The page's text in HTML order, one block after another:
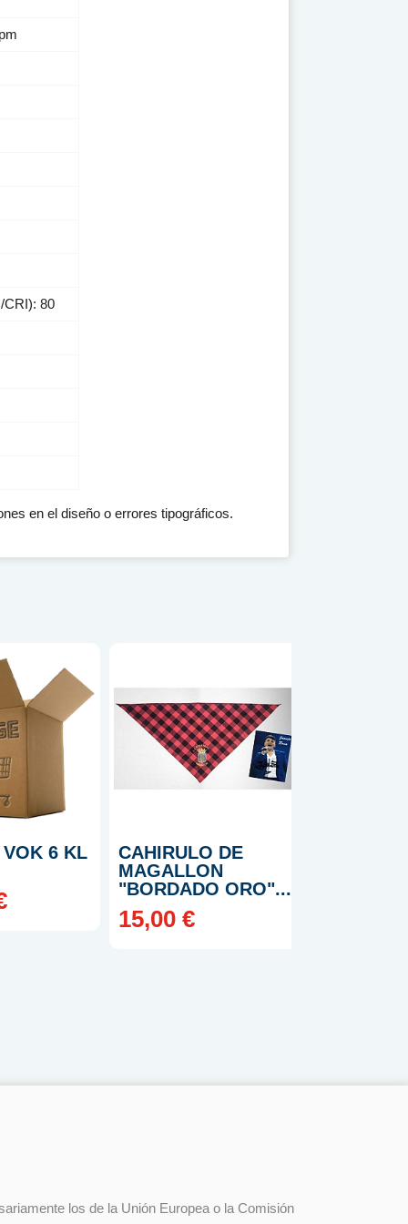
CRI): 80
en el diseño o errores tipográficos.
6 KL
CAHIRULO DE
MAGALLON
"BORDADO ORO"...
15,00 €
los de la Unión Europea o la Comisión